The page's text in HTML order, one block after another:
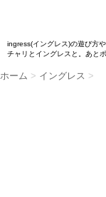
ingress(イングレス)の遊び方
チャリとイングレスと。あと
ホーム > イングレス >